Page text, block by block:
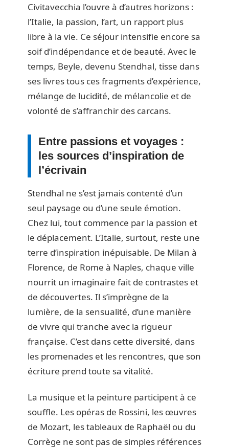
Civitavecchia l’ouvre à d’autres horizons :
l’Italie, la passion, l’art, un rapport plus
libre à la vie. Ce séjour intensifie encore sa
soif d’indépendance et de beauté. Avec le
temps, Beyle, devenu Stendhal, tisse dans
ses livres tous ces fragments d’expérience,
mélange de lucidité, de mélancolie et de
volonté de s’affranchir des carcans.
Entre passions et voyages :
les sources d’inspiration de
l’écrivain
Stendhal ne s’est jamais contenté d’un
seul paysage ou d’une seule émotion.
Chez lui, tout commence par la passion et
le déplacement. L’Italie, surtout, reste une
terre d’inspiration inépuisable. De Milan à
Florence, de Rome à Naples, chaque ville
nourrit un imaginaire fait de contrastes et
de découvertes. Il s’imprègne de la
lumière, de la sensualité, d’une manière
de vivre qui tranche avec la rigueur
française. C’est dans cette diversité, dans
les promenades et les rencontres, que son
écriture prend toute sa vitalité.
La musique et la peinture participent à ce
souffle. Les opéras de Rossini, les œuvres
de Mozart, les tableaux de Raphaël ou du
Corrège ne sont pas de simples références